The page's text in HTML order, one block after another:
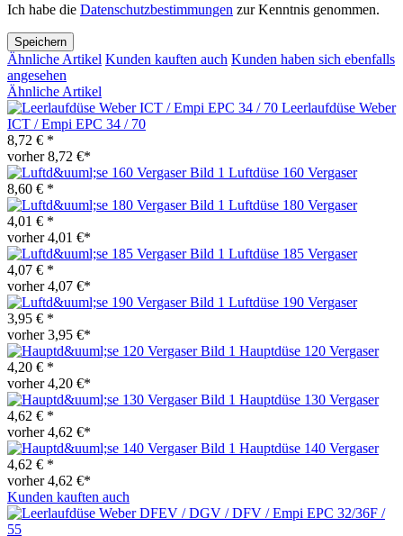
Ich habe die Datenschutzbestimmungen zur Kenntnis genommen.
Speichern
Ähnliche Artikel Kunden kauften auch Kunden haben sich ebenfalls
angesehen
Ähnliche Artikel
Leerlaufdüse Weber
ICT / Empi EPC 34 / 70
8,72 € *
vorher 8,72 €*
Luftdüse 160 Vergaser
8,60 € *
Luftdüse 180 Vergaser
4,01 € *
vorher 4,01 €*
Luftdüse 185 Vergaser
4,07 € *
vorher 4,07 €*
Luftdüse 190 Vergaser
3,95 € *
vorher 3,95 €*
Hauptdüse 120 Vergaser
4,20 € *
vorher 4,20 €*
Hauptdüse 130 Vergaser
4,62 € *
vorher 4,62 €*
Hauptdüse 140 Vergaser
4,62 € *
vorher 4,62 €*
Kunden kauften auch